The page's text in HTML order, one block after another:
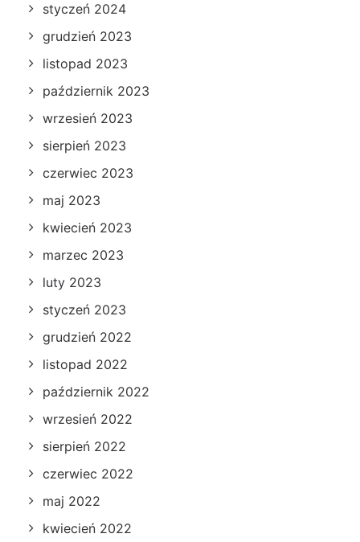
styczeń 2024
grudzień 2023
listopad 2023
październik 2023
wrzesień 2023
sierpień 2023
czerwiec 2023
maj 2023
kwiecień 2023
marzec 2023
luty 2023
styczeń 2023
grudzień 2022
listopad 2022
październik 2022
wrzesień 2022
sierpień 2022
czerwiec 2022
maj 2022
kwiecień 2022